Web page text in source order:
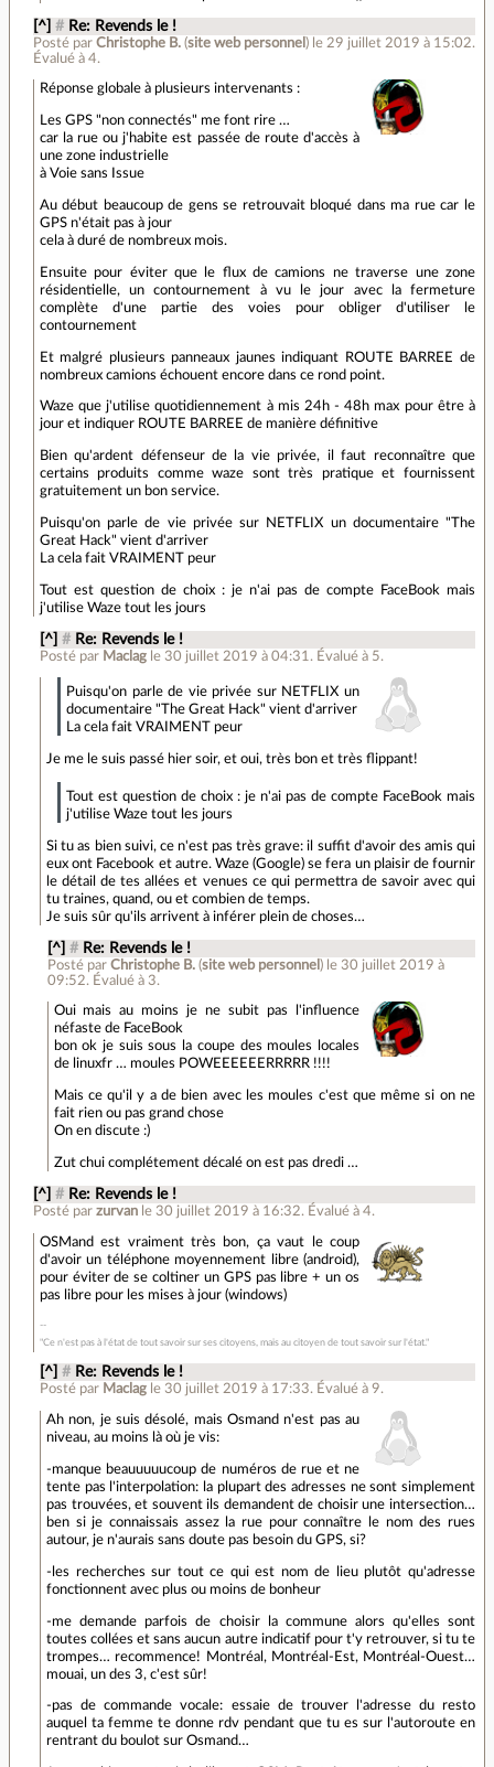
[^] # Re: Revends le !
Posté par Christophe B.(site web personnel ) le 29 juillet 2019 à 15:02.
Évalué à 4.
Réponse globale à plusieurs intervenants :
Les GPS "non connectés" me font rire …
car la rue ou j'habite est passée de route d'accès à
une zone industrielle
à Voie sans Issue
Au début beaucoup de gens se retrouvait bloqué dans ma rue car le
GPS n'était pas à jour
cela à duré de nombreux mois.
Ensuite pour éviter que le flux de camions ne traverse une zone
résidentielle, un contournement à vu le jour avec la fermeture
complète d'une partie des voies pour obliger d'utiliser le
contournement
Et malgré plusieurs panneaux jaunes indiquant ROUTE BARREE de
nombreux camions échouent encore dans ce rond point.
Waze que j'utilise quotidiennement à mis 24h - 48h max pour être à
jour et indiquer ROUTE BARREE de manière définitive
Bien qu'ardent défenseur de la vie privée, il faut reconnaître que
certains produits comme waze sont très pratique et fournissent
gratuitement un bon service.
Puisqu'on parle de vie privée sur NETFLIX un documentaire "The
Great Hack" vient d'arriver
La cela fait VRAIMENT peur
Tout est question de choix : je n'ai pas de compte FaceBook mais
j'utilise Waze tout les jours
[^] # Re: Revends le !
Posté par Maclag le 30 juillet 2019 à 04:31 . Évalué à 5.
Puisqu'on parle de vie privée sur NETFLIX un
documentaire "The Great Hack" vient d'arriver
La cela fait VRAIMENT peur
Je me le suis passé hier soir, et oui, très bon et très flippant!
Tout est question de choix : je n'ai pas de compte FaceBook mais
j'utilise Waze tout les jours
Si tu as bien suivi, ce n'est pas très grave: il suffit d'avoir des amis qui
eux ont Facebook et autre. Waze (Google) se fera un plaisir de fournir
le détail de tes allées et venues ce qui permettra de savoir avec qui
tu traines, quand, ou et combien de temps.
Je suis sûr qu'ils arrivent à inférer plein de choses…
[^] # Re: Revends le !
Posté par Christophe B.(site web personnel ) le 30 juillet 2019 à
09:52. Évalué à 3.
Oui mais au moins je ne subit pas l'influence
néfaste de FaceBook
bon ok je suis sous la coupe des moules locales
de linuxfr … moules POWEEEEEERRRRR !!!!
Mais ce qu'il y a de bien avec les moules c'est que même si on ne
fait rien ou pas grand chose
On en discute :)
Zut chui complétement décalé on est pas dredi …
[^] # Re: Revends le !
Posté par zurvan le 30 juillet 2019 à 16:32. Évalué à 4.
OSMand est vraiment très bon, ça vaut le coup
d'avoir un téléphone moyennement libre (android),
pour éviter de se coltiner un GPS pas libre + un os
pas libre pour les mises à jour (windows)
"Ce n'est pas à l'état de tout savoir sur ses citoyens, mais au citoyen de tout savoir sur l'état."
[^] # Re: Revends le !
Posté par Maclag le 30 juillet 2019 à 17:33. Évalué à9.
Ah non, je suis désolé, mais Osmand n'est pas au
niveau, au moins là où je vis:
-manque beauuuuucoup de numéros de rue et ne
tente pas l'interpolation: la plupart des adresses ne sont simplement
pas trouvées, et souvent ils demandent de choisir une intersection…
ben si je connaissais assez la rue pour connaître le nom des rues
autour, je n'aurais sans doute pas besoin du GPS, si?
-les recherches sur tout ce qui est nom de lieu plutôt qu'adresse
fonctionnent avec plus ou moins de bonheur
-me demande parfois de choisir la commune alors qu'elles sont
toutes collées et sans aucun autre indicatif pour t'y retrouver, si tu te
trompes… recommence! Montréal, Montréal-Est, Montréal-Ouest…
mouai, un des 3, c'est sûr!
-pas de commande vocale: essaie de trouver l'adresse du resto
auquel ta femme te donne rdv pendant que tu es sur l'autoroute en
rentrant du boulot sur Osmand…